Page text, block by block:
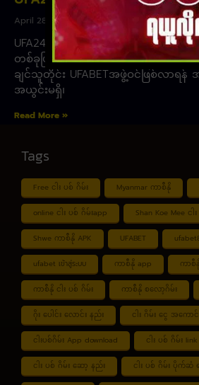
April 28, 2023
UFA24BET သည် ကောင်းမွန်သော အွ
တစ်ခုဖြစ်သည်။ ပြီးပြည့်စုံမှု ၊ ဘောလုံးလ
ချင်သူတိုင်း UFABETအဖွဲ့ဝင်ဖြစ်လာရန်
အယွင်းမရှိ၊
Read More »
Tags
Free ငါး ပစ် ဂိမ်း Myanmar ကာစီနို
online ငါး ပစ် ဂိမ်းapp Shan Koe Mee ငါ
Shwe ကာစီနို APK UFABET
ufabet เข้าสู่ระบบ ကာစီနို app ကာစီ
ကာစီနို ငါး ပစ် ဂိမ်း ကာစီနို စလော့ဂိမ်း
ဂိုး ပေါင်း လောင်း နည်း ငါး ဂိမ်း ငွေ အကော
ငါးပစ်ဂိမ်း App download ငါး ပစ် ဂိမ်း link
ငါး ပစ် ဂိမ်း ဆော့ နည်း ငါး ပစ် ဂိမ်း ပိုက်ဆံ